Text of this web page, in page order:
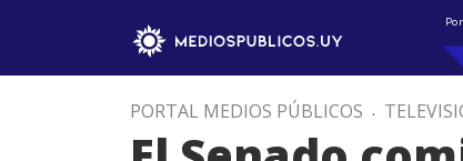
PORTAL MEDIOS PÚBLICOS .